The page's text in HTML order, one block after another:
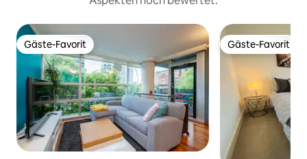
Gäste-Favorit
Gäste-Favorit Gäste-Favorit
Gäste-Favorit